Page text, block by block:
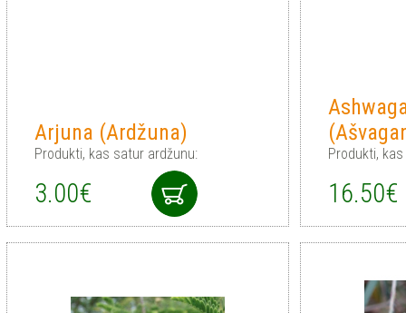
Arjuna (Ardžuna)
Produkti, kas satur ardžunu:
3.00€
Produkti,
16.50€